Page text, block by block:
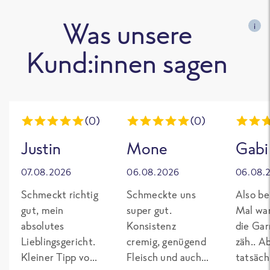
Was unsere
Kund:innen sagen
i
(0)
Justin
07.08.2026
Schmeckt richtig
gut, mein
absolutes
Lieblingsgericht.
Kleiner Tipp von
(0)
Mone
06.08.2026
Schmeckte uns
super gut.
Konsistenz
cremig, genügend
Fleisch und auch
Gabi
Also
Mal
die
zäh..